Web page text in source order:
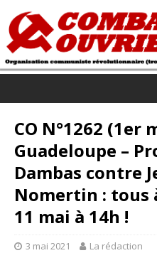
CO N°1262 (1er
Guadeloupe –
Dambas contre
Nomertin : tous
11 mai à 14h !
3 mai 2021 La rédaction